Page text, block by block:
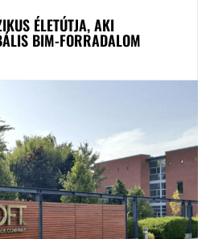
ÉLETÚTJA, AKI
BIM-FORRADALOM